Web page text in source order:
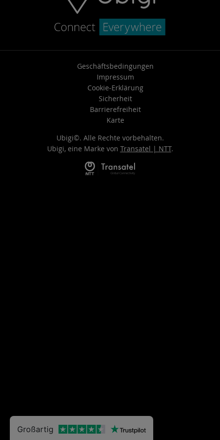
Geschäftsbedingungen
Impressum
Cookie-Erklärung
Sicherheit
Barrierefreiheit
Karte
Ubigi©. Alle Rechte vorbehalten.
Ubigi, eine Marke von Transatel | NTT.
Großartig